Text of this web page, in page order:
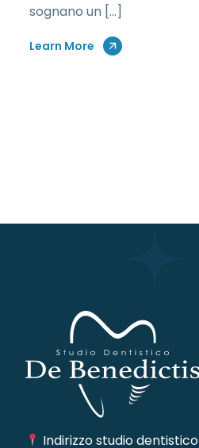
sognano un […]
Learn More
Indirizzo studio dentistico